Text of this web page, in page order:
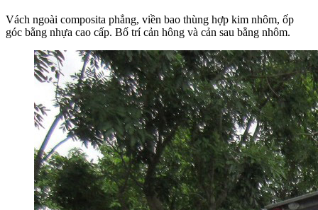
Vách ngoài composita phẳng, viền bao thùng hợp kim nhôm, ốp
góc bằng nhựa cao cấp. Bố trí cản hông và cản sau bằng nhôm.